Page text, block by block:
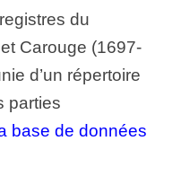
du
Carouge (1697-
d’un répertoire
parties
base de données